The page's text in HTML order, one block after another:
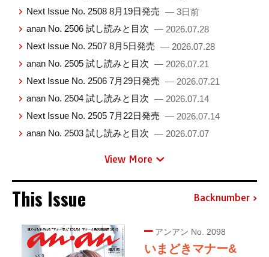
Next Issue No. 2508 8月19日発売 — 3日前
anan No. 2506 試し読みと目次 — 2026.07.28
Next Issue No. 2507 8月5日発売 — 2026.07.28
anan No. 2505 試し読みと目次 — 2026.07.21
Next Issue No. 2506 7月29日発売 — 2026.07.21
anan No. 2504 試し読みと目次 — 2026.07.14
Next Issue No. 2505 7月22日発売 — 2026.07.14
anan No. 2503 試し読みと目次 — 2026.07.07
View More
This Issue Backnumber
アンアン No. 2098
いまどきマナー&